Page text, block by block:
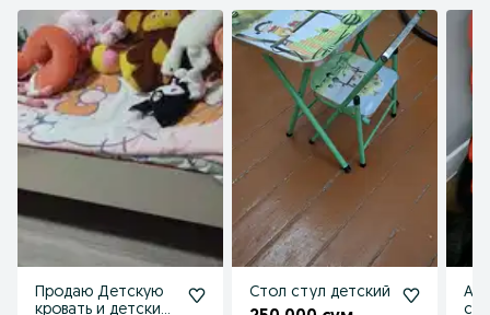
Продаю Детскую
кровать и детский
Стол стул детский